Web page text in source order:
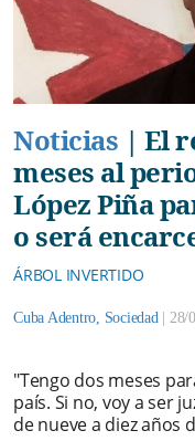
Noticias | El
meses al
López Piña
o será
ÁRBOL INVERTIDO
Cuba Adentro Sociedad | 28/
"Tengo dos meses
país. Si no, voy a ser
de nueve a diez años